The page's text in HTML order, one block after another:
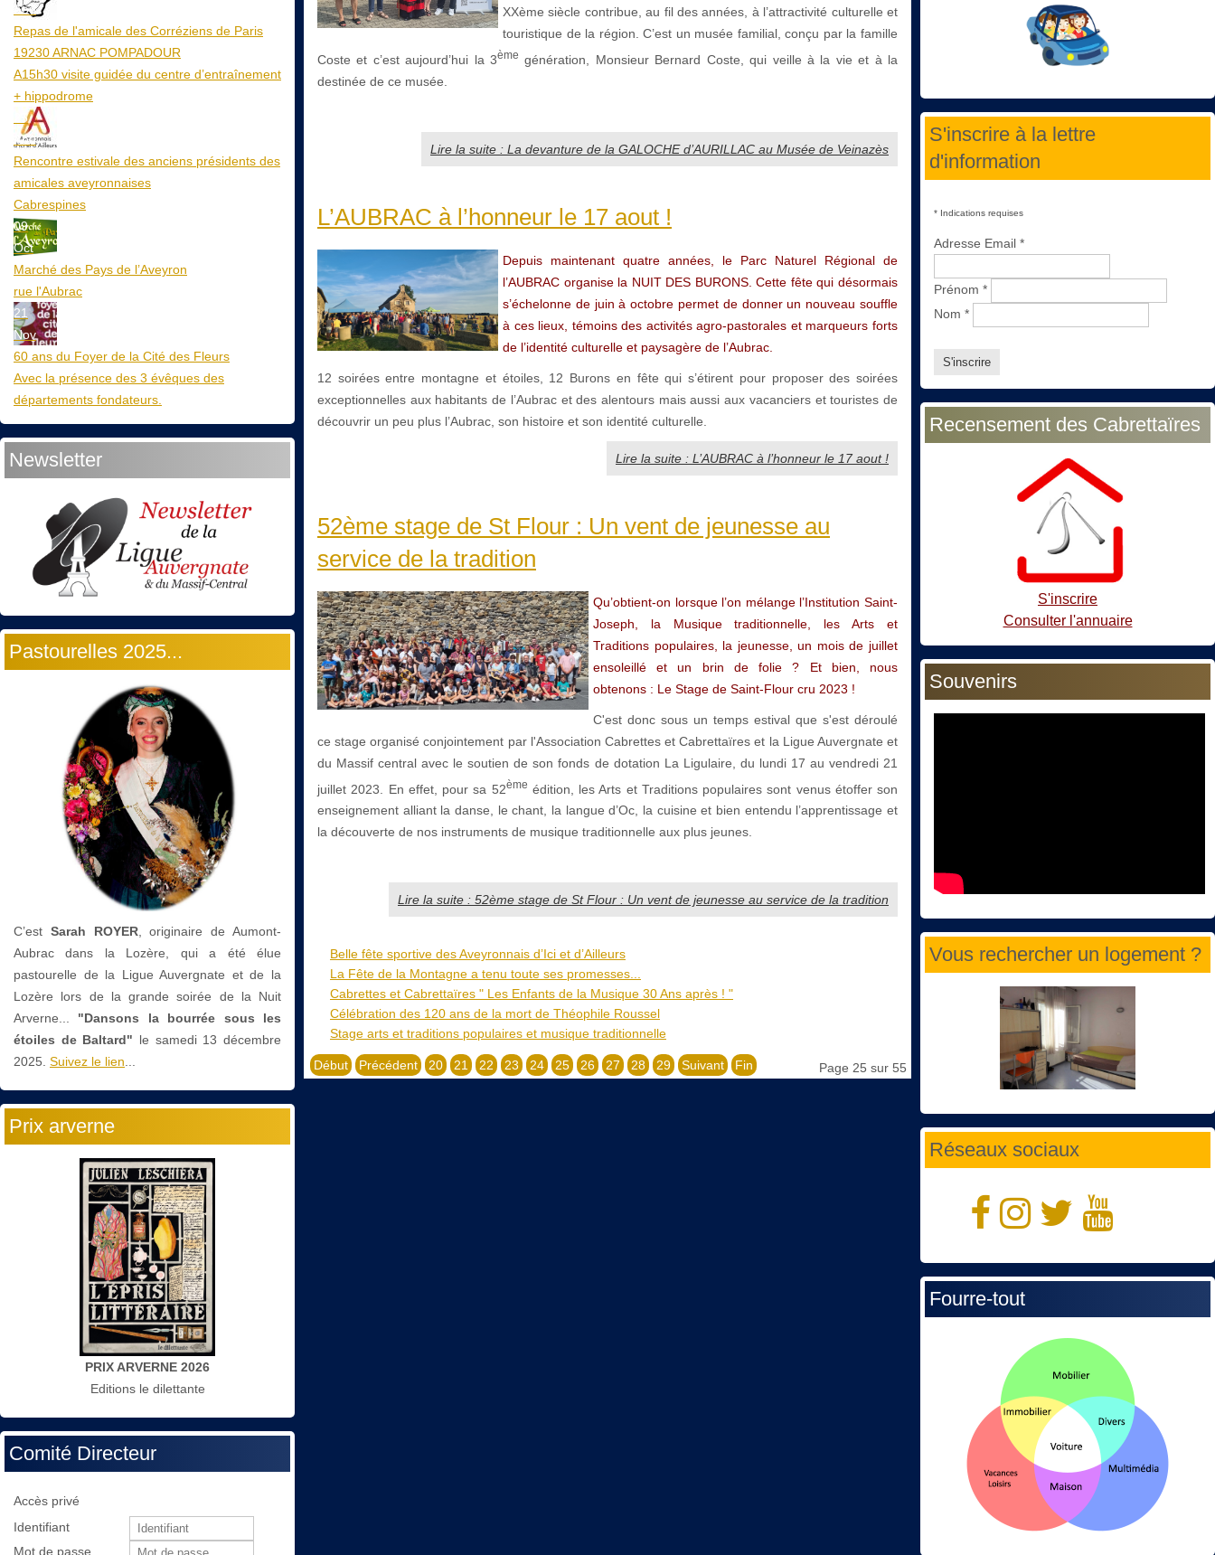
Aoû
Repas de l'amicale des Corréziens de Paris
19230 ARNAC POMPADOUR
A15h30 visite guidée du centre d’entraînement
+ hippodrome
25
Aoû
Rencontre estivale des anciens présidents des
amicales aveyronnaises
Cabrespines
09
Oct
Marché des Pays de l’Aveyron
rue l'Aubrac
21
Nov
60 ans du Foyer de la Cité des Fleurs
Avec la présence des 3 évêques des
départements fondateurs.
Newsletter
Pastourelles 2025...
C’est Sarah ROYER, originaire de Aumont-
Aubrac dans la Lozère, qui a été élue
pastourelle de la Ligue Auvergnate et de la
Lozère lors de la grande soirée de la Nuit
Arverne...
"Dansons la bourrée sous les
étoiles de Baltard" le samedi 13 décembre
2025. Suivez le lien
Prix arverne
PRIX ARVERNE 2026
Editions le dilettante
Comité Directeur
Accès privé
Identifiant
Mot de passe
XXème siècle contribue, au fil des années, à l’attractivité culturelle et
touristique de la région. C’est un musée familial, conçu par la famille
Coste et c’est aujourd’hui la 3ème génération, Monsieur Bernard Coste, qui veille à la vie et à la
destinée de ce musée.
Lire la suite : La devanture de la GALOCHE d’AURILLAC au Musée de Veinazès
L’AUBRAC à l’honneur le 17 aout !
Depuis maintenant quatre années, le Parc Naturel Régional de
l’AUBRAC organise la NUIT DES BURONS. Cette fête qui désormais
s’échelonne de juin à octobre permet de donner un nouveau souffle
à ces lieux, témoins des activités agro-pastorales et marqueurs forts
de l’identité culturelle et paysagère de l’Aubrac.
12 soirées entre montagne et étoiles, 12 Burons en fête qui s’étirent pour proposer des soirées
exceptionnelles aux habitants de l’Aubrac et des alentours mais aussi aux vacanciers et touristes de
découvrir un peu plus l’Aubrac, son histoire et son identité culturelle.
Lire la suite : L’AUBRAC à l’honneur le 17 aout !
52ème stage de St Flour : Un vent de jeunesse au
service de la tradition
Qu’obtient-on lorsque l’on mélange l’Institution Saint-
Joseph, la Musique traditionnelle, les Arts et
Traditions populaires, la jeunesse, un mois de juillet
ensoleillé et un brin de folie ? Et bien, nous
obtenons : Le Stage de Saint-Flour cru 2023 !
C'est donc sous un temps estival que s'est déroulé
ce stage organisé conjointement par l'Association Cabrettes et Cabrettaïres et la Ligue Auvergnate et
du Massif central avec le soutien de son fonds de dotation La Ligulaire, du lundi 17 au vendredi 21
juillet 2023. En effet, pour sa 52ème édition, les Arts et Traditions populaires sont venus étoffer son
enseignement alliant la danse, le chant, la langue d’Oc, la cuisine et bien entendu l’apprentissage et
la découverte de nos instruments de musique traditionnelle aux plus jeunes.
Lire la suite : 52ème stage de St Flour : Un vent de jeunesse au service de la tradition
Belle fête sportive des Aveyronnais d’Ici et d’Ailleurs
La Fête de la Montagne a tenu toute ses promesses...
Cabrettes et Cabrettaïres " Les Enfants de la Musique 30 Ans après ! "
Célébration des 120 ans de la mort de Théophile Roussel
Stage arts et traditions populaires et musique traditionnelle
Page 25 sur 55
Début Précédent 20 21 22 23 24 25 26 27 28 29 Suivant Fin
S'inscrire à la lettre
d'information
* Indications requises
Adresse Email *
Prénom *
Nom *
Recensement des Cabrettaïres
S'inscrire
Consulter l'annuaire
Souvenirs
Vous rechercher un logement ?
Réseaux sociaux
Fourre-tout